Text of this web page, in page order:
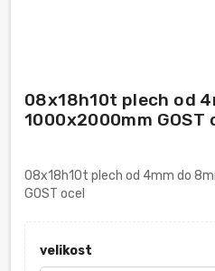
08x18h10t plech od
1000x2000mm GOST
08x18h10t plech od 4mm do
GOST ocel
velikost